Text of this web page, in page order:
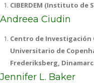
CIBERDEM (Instituto de
Andreea Ciudin
Centro de Investigación
Universitario de
Frederiksberg,
Jennifer L. Baker